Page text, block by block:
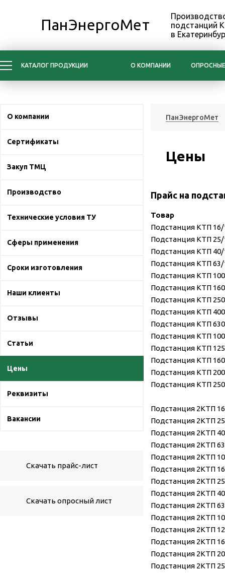
ПанЭнергоМет
подстанций
в
КАТАЛОГ ПРОДУКЦИИ О КОМПАНИИ
О компании
Сертификаты
Закуп ТМЦ
Производство
Технические условия ТУ
Сферы применения
Сроки изготовления
Наши клиенты
Отзывы
Статьи
Цены
Реквизиты
Вакансии
Скачать прайс-лист
Скачать опросный лист
ПанЭнергоМет
Цены
Прайс на
Товар
Подстанция КТП 16/
Подстанция КТП 25/
Подстанция КТП 40/
Подстанция КТП 63/
Подстанция КТП
Подстанция КТП
Подстанция КТП
Подстанция КТП
Подстанция КТП
Подстанция КТП
Подстанция КТП
Подстанция КТП
Подстанция КТП
Подстанция КТП
Подстанция 2КТП
Подстанция 2КТП
Подстанция 2КТП
Подстанция 2КТП
Подстанция 2КТП
Подстанция 2КТП
Подстанция 2КТП
Подстанция 2КТП
Подстанция 2КТП
Подстанция 2КТП
Подстанция 2КТП
Подстанция 2КТП
Подстанция 2КТП
Подстанция 2КТП